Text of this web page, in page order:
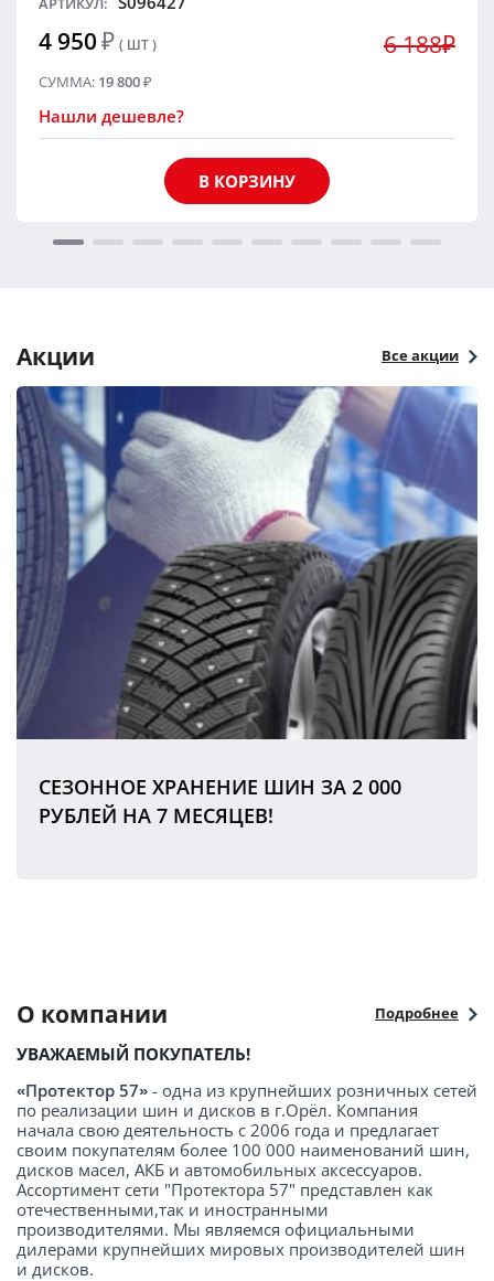
4 950₽ ( ШТ ) 6 188₽
СУММА: 19 800₽
Нашли дешевле?
В КОРЗИНУ
Акции Все акции
СЕЗОННОЕ ХРАНЕНИЕ ШИН ЗА 2 000
РУБЛЕЙ НА 7 МЕСЯЦЕВ!
О компании Подробнее
УВАЖАЕМЫЙ ПОКУПАТЕЛЬ!
«Протектор 57» - одна из крупнейших розничных сетей
по реализации шин и дисков в г.Орёл. Компания
начала свою деятельность с 2006 года и предлагает
своим покупателям более 100 000 наименований шин,
дисков масел, АКБ и автомобильных аксессуаров.
Ассортимент сети "Протектора 57" представлен как
отечественными,так и иностранными
производителями. Мы являемся официальными
дилерами крупнейших мировых производителей шин
и дисков.